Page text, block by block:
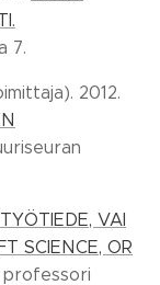
7.
2012.
VAI
SCIENCE, OR